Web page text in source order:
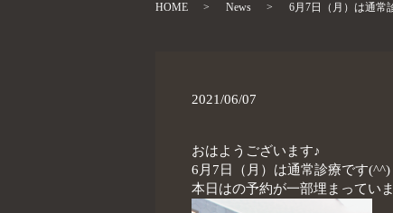
HOME News 6月7日（月）は通常
2021/06/07
おはようございます♪
6月7日（月）は通常診療です(^^)
本日はの予約が一部埋まってい